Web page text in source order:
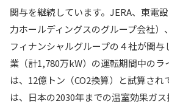
関与を継続しています。JERA、東電
力ホールディングスのグループ会社）
フィナンシャルグループの４社が関
業（計1,780万kW）の運転期間中のラ
は、12億トン（CO2換算）と試算され
は、日本の2030年までの温室効果ガ